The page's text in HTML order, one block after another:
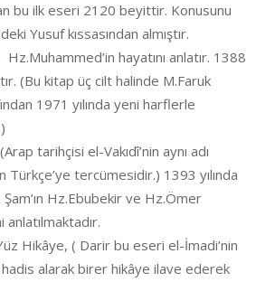
bu ilk eseri 2120 beyittir. Konusunu
Yusuf kıssasından almıştır.
hayatını anlatır. 1388
(Bu kitap üç cilt halinde M.Faruk
1971 yılında yeni harflerle
tarihçisi el-Vakıdî’nin aynı adı
Türkçe’ye tercümesidir.) 1393 yılında
Hz.Ebubekir ve Hz.Ömer
Hikâye, ( Darir bu eseri el-İmadi’nin
alarak birer hikâye ilave ederek